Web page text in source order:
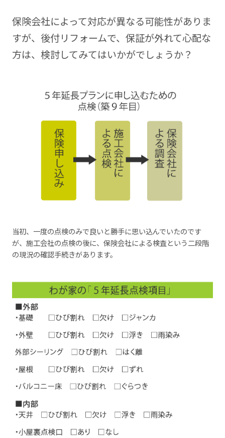
保険会社によって対応が異なる可能性がありま
すが、後付リフォームで、保証が外れて心配な
方は、検討してみてはいかがでしょうか？
当初、一度の点検のみで良いと勝手に思い込んでいたのです
が、施工会社の点検の後に、保険会社による検査という二段階
の現況の確認手続きがあります。